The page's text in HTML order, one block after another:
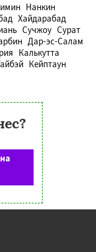
Нанкин
Хайдарабад
Сучжоу Сурат
Дар-эс-Салам
Калькутта
Кейптаун